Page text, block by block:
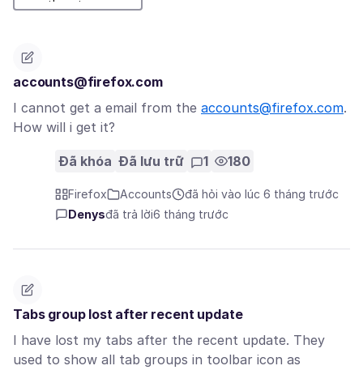
accounts@firefox.com
I cannot get a email from the accounts@firefox.com.
How will i get it?
Đã khóa Đã lưu trữ 1 180
Firefox Accounts
đã hỏi vào lúc 6 tháng trước
Denysđã trả lời6 tháng trước
Tabs group lost after recent update
I have lost my tabs after the recent update. They
used to show all tab groups in toolbar icon as